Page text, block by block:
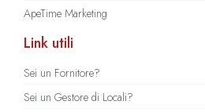
ApeTime Marketing
Link utili
Sei un Fornitore?
Sei un Gestore di Locali?